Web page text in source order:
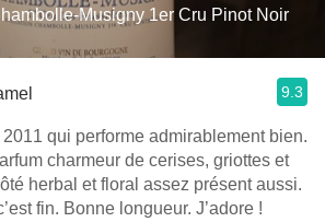
Musigny 1er Cru Pinot Noir
9.3
qui performe admirablement bien.
charmeur de cerises, griottes et
C’est complexe et c’est fin. Bonne longueur. J’adore !